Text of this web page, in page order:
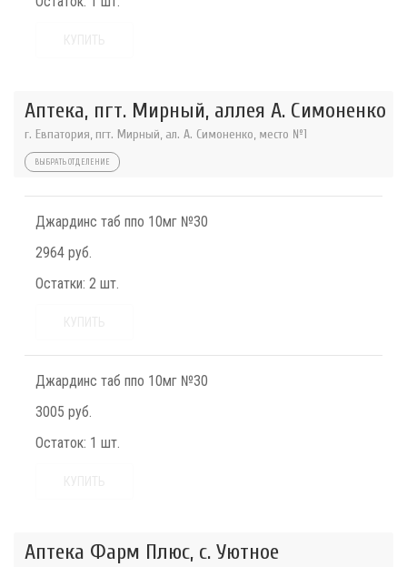
Аптека, пгт. Мирный, аллея А. Симоненко
г. Евпатория, пгт. Мирный, ал. А. Симоненко, место №1
ВЫБРАТЬ ОТДЕЛЕНИЕ
Джардинс таб ппо 10мг №30
2964 руб.
Остатки: 2 шт.
Джардинс таб ппо 10мг №30
3005 руб.
Остаток: 1 шт.
Аптека Фарм Плюс, с. Уютное